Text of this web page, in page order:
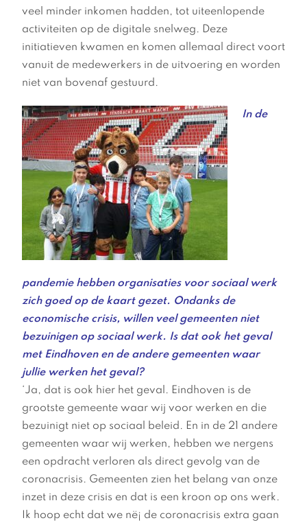
veel minder inkomen hadden, tot uiteenlopende
activiteiten op de digitale snelweg. Deze
initiatieven kwamen en komen allemaal direct voort
vanuit de medewerkers in de uitvoering en worden
niet van bovenaf gestuurd.
In de
pandemie hebben organisaties voor sociaal werk
zich goed op de kaart gezet. Ondanks de
economische crisis, willen veel gemeenten niet
bezuinigen op sociaal werk. Is dat ook het geval
met Eindhoven en de andere gemeenten waar
jullie werken het geval?
‘Ja, dat is ook hier het geval. Eindhoven is de
grootste gemeente waar wij voor werken en die
bezuinigt niet op sociaal beleid. En in de 21 andere
gemeenten waar wij werken, hebben we nergens
een opdracht verloren als direct gevolg van de
coronacrisis. Gemeenten zien het belang van onze
inzet in deze crisis en dat is een kroon op ons werk.
Ik hoop echt dat we në¡ de coronacrisis extra gaan